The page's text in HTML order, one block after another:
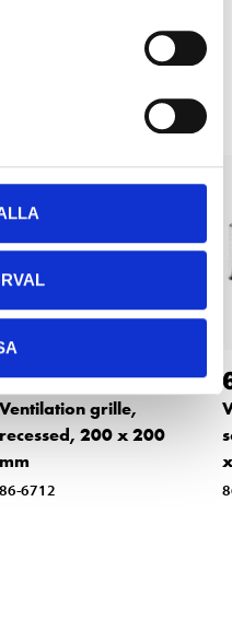
also bought
5990
Ventilation grille,
recessed, 200 x 200
mm
86-6712